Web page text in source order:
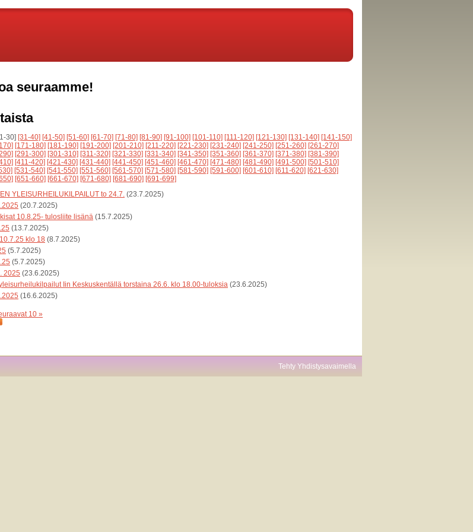
seuraamme!
30] [31-40] [41-50] [51-60] [61-70] [71-80] [81-90] [91-100] [101-110] [111-120] [121-130] [131-140] [141-150]
[171-180] [181-190] [191-200] [201-210] [211-220] [221-230] [231-240] [241-250] [251-260] [261-270]
[291-300] [301-310] [311-320] [321-330] [331-340] [341-350] [351-360] [361-370] [371-380] [381-390]
[411-420] [421-430] [431-440] [441-450] [451-460] [461-470] [471-480] [481-490] [491-500] [501-510]
[531-540] [541-550] [551-560] [561-570] [571-580] [581-590] [591-600] [601-610] [611-620] [621-630]
[651-660] [661-670] [671-680] [681-690] [691-699]
YLEISURHEILUKILPAILUT to 24.7. (23.7.2025)
(20.7.2025)
10.8.25- tulosliite lisänä (15.7.2025)
(13.7.2025)
klo 18 (8.7.2025)
(5.7.2025)
(5.7.2025)
2025 (23.6.2025)
Iin Keskuskentällä torstaina 26.6. klo 18.00-tuloksia (23.6.2025)
(16.6.2025)
10 »
Tehty Yhdistysavaimella